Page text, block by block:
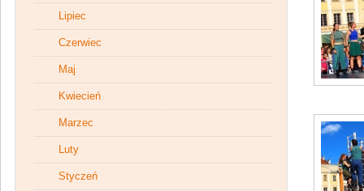
Lipiec
Czerwiec
Maj
Kwiecień
Marzec
Luty
Styczeń